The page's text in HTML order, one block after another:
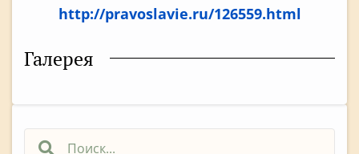
http://pravoslavie.ru/126559.html
Галерея